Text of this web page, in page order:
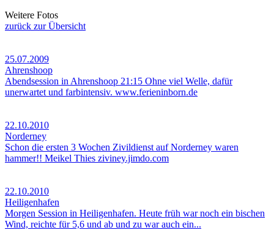
Weitere Fotos
zurück zur Übersicht
25.07.2009
Ahrenshoop
Abendsession in Ahrenshoop 21:15 Ohne viel Welle, dafür
unerwartet und farbintensiv. www.ferieninborn.de
22.10.2010
Norderney
Schon die ersten 3 Wochen Zivildienst auf Norderney waren
hammer!! Meikel Thies ziviney.jimdo.com
22.10.2010
Heiligenhafen
Morgen Session in Heiligenhafen. Heute früh war noch ein bischen
Wind, reichte für 5,6 und ab und zu war auch ein...